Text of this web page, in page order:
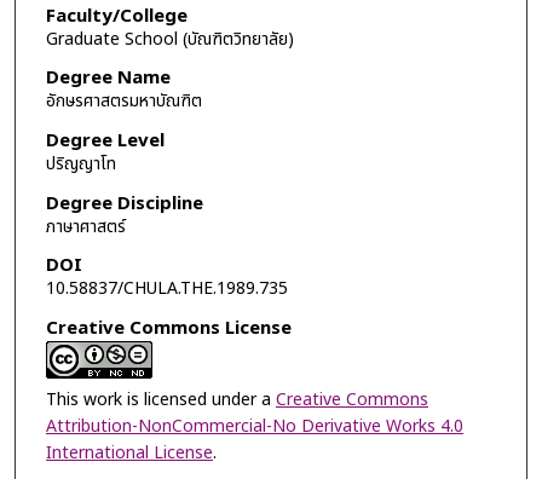
Faculty/College
Graduate School (บัณฑิตวิทยาลัย)
Degree Name
อักษรศาสตรมหาบัณฑิต
Degree Level
ปริญญาโท
Degree Discipline
ภาษาศาสตร์
DOI
10.58837/CHULA.THE.1989.735
Creative Commons License
This work is licensed under a Creative Commons
Attribution-NonCommercial-No Derivative Works 4.0
International License.